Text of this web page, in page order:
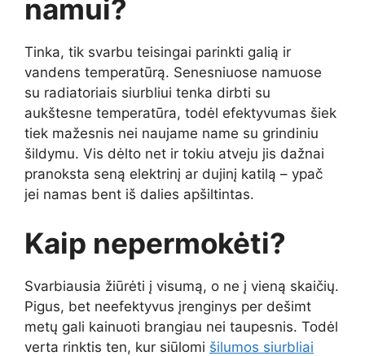
namui?
Tinka, tik svarbu teisingai parinkti galią ir
vandens temperatūrą. Senesniuose namuose
su radiatoriais siurbliui tenka dirbti su
aukštesne temperatūra, todėl efektyvumas šiek
tiek mažesnis nei naujame name su grindiniu
šildymu. Vis dėlto net ir tokiu atveju jis dažnai
pranoksta seną elektrinį ar dujinį katilą – ypač
jei namas bent iš dalies apšiltintas.
Kaip nepermokėti?
Svarbiausia žiūrėti į visumą, o ne į vieną skaičių.
Pigus, bet neefektyvus įrenginys per dešimt
metų gali kainuoti brangiau nei taupesnis. Todėl
verta rinktis ten, kur siūlomi šilumos siurbliai